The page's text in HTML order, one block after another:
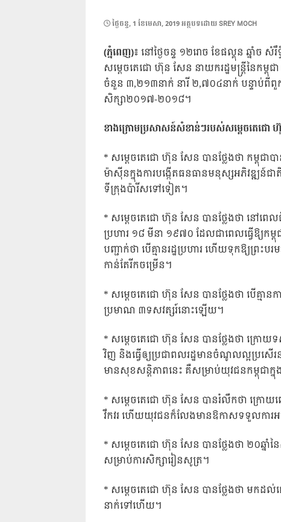
POSTED
ថ្ងៃ​ចន្ទ, 1 ខែ​មេសា, 2019អត្ថបទដោយSREY MOCH
(ភ្នំពេញ)៖នៅថ្ងៃចន្ទ ១២រោច ខែផល្គុន ឆ្នាំច
សម្តេចតេជោ ហ៊ុន សែន នាយករដ្ឋមន្ត្រីនៃកម្ពុ
ចំនួន ៣,២១៣នាក់ នារី ២,៧០៤នាក់ បន្ទាប់ពីពួ
សិក្សា២០១៧-២០១៨។
ខាងក្រោមប្រសាសន៍សំខាន់ៗរបស់សម្តេចតេជោ
* សម្តេចតេជោ ហ៊ុន សែន បានថ្លែងថា កម្ពុជា
ម៉ាស៊ីនក្នុងការបង្កើតធនធានមនុស្សអភិវឌ្ឍន៍
ទីក្រុងប៉ារីសទៅទៀត។
* សម្តេចតេជោ ហ៊ុន សែន បានថ្លែងថា នៅពេ
ប្រហារ ១៨ មីនា ១៩៧០ ដែលជាពេលធ្វើឱ្យកម្
បញ្ជាក់ថា បើគ្មានរដ្ឋប្រហារ ហើយទុកឱ្យព្រះ
កាន់តែរីកចម្រើន។
* សម្តេចតេជោ ហ៊ុន សែន បានថ្លែងថា បើគ្មានក
ប្រមាណ ៣ទសវត្សរ៍នោះឡើយ។
* សម្តេចតេជោ ហ៊ុន សែន បានថ្លែងថា ក្រោយ
វិញ និងធ្វើឲ្យប្រជាពលរដ្ឋមានចំណូលល្អប្រសើរ
មានសុខសន្តិភាពនេះ គឺសម្រាប់យុវជនកម្ពុជា
* សម្តេចតេជោ ហ៊ុន សែន បានរំលឹកថា ក្រោយព
វឹកវរ ហើយយុវជនក៏លែងមានឱកាសទទួលការអ
* សម្តេចតេជោ ហ៊ុន សែន បានថ្លែងថា ២០ឆ្ន
សម្រាប់ការសិក្សារៀនសូត្រ។
* សម្តេចតេជោ ហ៊ុន សែន បានថ្លែងថា មកដ
នាក់ទៅហើយ។